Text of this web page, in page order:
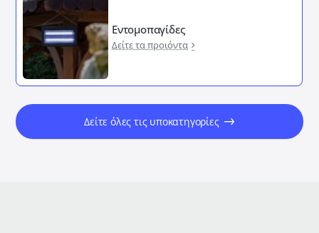
Εντομοπαγίδες
Δείτε τα προιόντα
Δείτε όλες τις υποκατηγορίες